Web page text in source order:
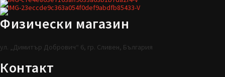
Физически магазин
ул. „Димитър Добрович“ 6, гр. Сливен, България
Контакт